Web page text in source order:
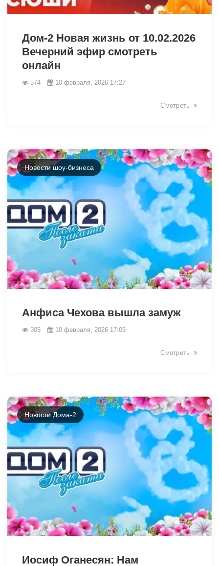
Дом-2 Новая жизнь от 10.02.2026
Вечерний эфир смотреть
онлайн
574 10 февраля, 2026 17:27
Смотреть
Новости шоу-бизнеса
Анфиса Чехова вышла замуж
305 10 февраля, 2026 17:05
Смотреть
Новости Дома-2
Иосиф Оганесян: Нам